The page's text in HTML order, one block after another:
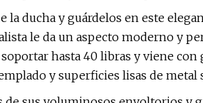
la ducha y guárdelos en este
le da un aspecto moderno y
hasta 40 libras y viene con
y superficies lisas de metal